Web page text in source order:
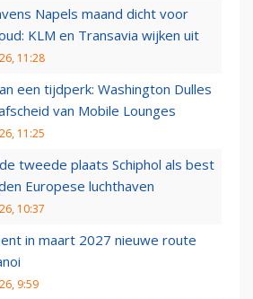
Napels maand dicht voor
KLM en Transavia wijken uit
11:28
een tijdperk: Washington Dulles
van Mobile Lounges
11:25
tweede plaats Schiphol als best
Europese luchthaven
10:37
in maart 2027 nieuwe route
9:59